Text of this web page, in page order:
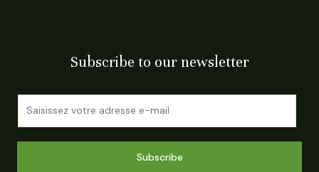
Subscribe to our newsletter
Subscribe